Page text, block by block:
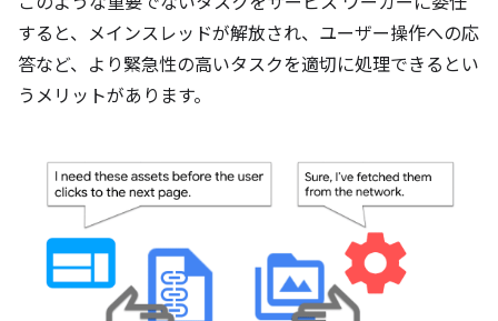
すると、メインスレッドが解放され、ユーザー操作への応
答など、より緊急性の高いタスクを適切に処理できるとい
うメリットがあります。